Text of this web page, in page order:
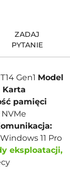
ZADAJ
PYTANIE
Gen1 Model
Karta
pamięci
NVMe
Windows 11 Pro
eksploatacji,